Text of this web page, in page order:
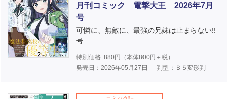
月刊コミック 電撃大王 2026年7月
号
可憐に、無敵に、最強の兄妹は止まらない!!
号
特別価格 880円（本体800円＋税）
発売日：2026年05月27日
判型：Ｂ５変形判